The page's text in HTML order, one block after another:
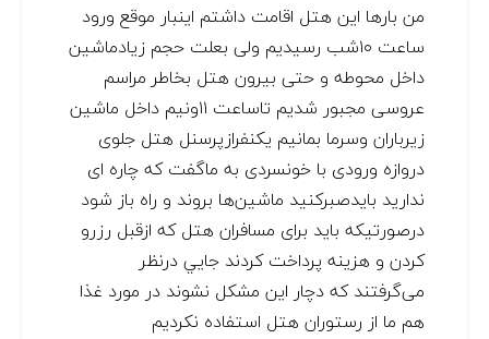
من بارها این هتل اقامت داشتم اینبار موقع ورود
ساعت ۱۰شب رسیدیم ولی بعلت حجم زیادماشین
داخل محوطه و حتی بیرون هتل بخاطر مراسم
عروسی مجبور شدیم تاساعت ۱۱ونیم داخل ماشین
زیرباران وسرما بمانیم یکنفرازپرسنل هتل جلوی
دروازه ورودی با خونسردى به ماگفت که چاره ای
ندارید بایدصبرکنید ماشين‌ها بروند و راه باز شود
درصورتیکه باید برای مسافران هتل که ازقبل رزرو
کردن و هزینه پرداخت کردند جايي درنظر
می‌گرفتند که دچار این مشکل نشوند در مورد غذا
هم ما از رستوران هتل استفاده نکردیم